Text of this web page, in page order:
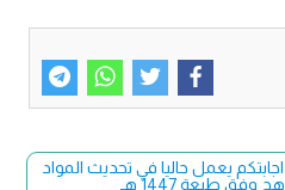
يعمل حاليا في تحديث المواد
طبعة 1447 هـ